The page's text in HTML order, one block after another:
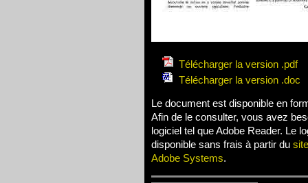
Télécharger la version .pdf
Télécharger la version .doc
Le document est disponible en
Afin de le consulter, vous avez
logiciel tel que Adobe Reader. Le
disponible sans frais à partir du
Adobe Systems.